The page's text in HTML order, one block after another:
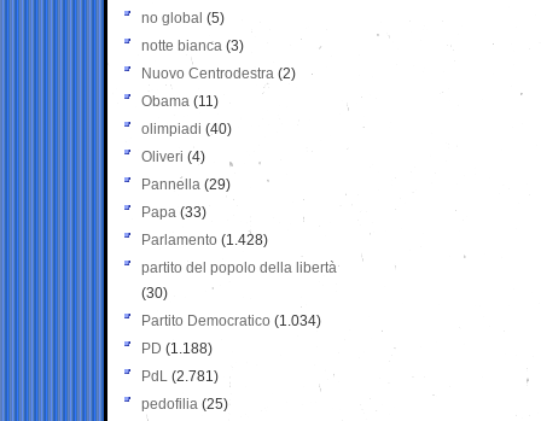
no global (5)
notte bianca (3)
Nuovo Centrodestra (2)
Obama (11)
olimpiadi (40)
Oliveri (4)
Pannella (29)
Papa (33)
Parlamento (1.428)
partito del popolo della libertà
(30)
Partito Democratico (1.034)
PD (1.188)
PdL (2.781)
pedofilia (25)